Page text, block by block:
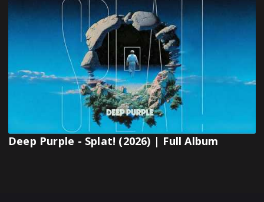
Deep Purple - Splat! (2026) | Full Album